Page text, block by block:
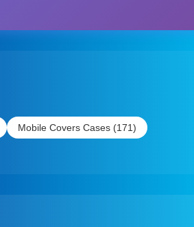
Mobile Covers Cases (171)